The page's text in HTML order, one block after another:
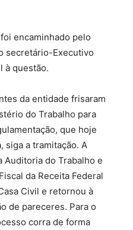
encaminhado pelo
secretário-Executivo
à questão.
da entidade frisaram
do Trabalho para
que hoje
siga a tramitação. A
Auditoria do Trabalho e
da Receita Federal
Civil e retornou à
de pareceres. Para o
corra de forma